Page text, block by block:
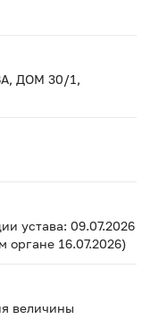
ДОМ 30/1,
устава: 09.07.2026
органе 16.07.2026)
величины